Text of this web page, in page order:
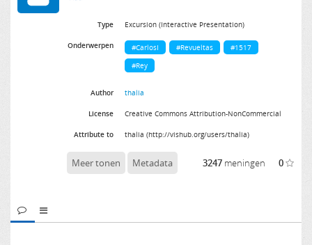
Type Excursion (Interactive Presentation)
Onderwerpen #CarlosI #Revueltas
#1517
#Rey
Author thalia
License Creative Commons Attribution-NonCommercial
Attribute to thalia (http://vishub.org/users/thalia)
Meer tonen Metadata 3247 meningen 0